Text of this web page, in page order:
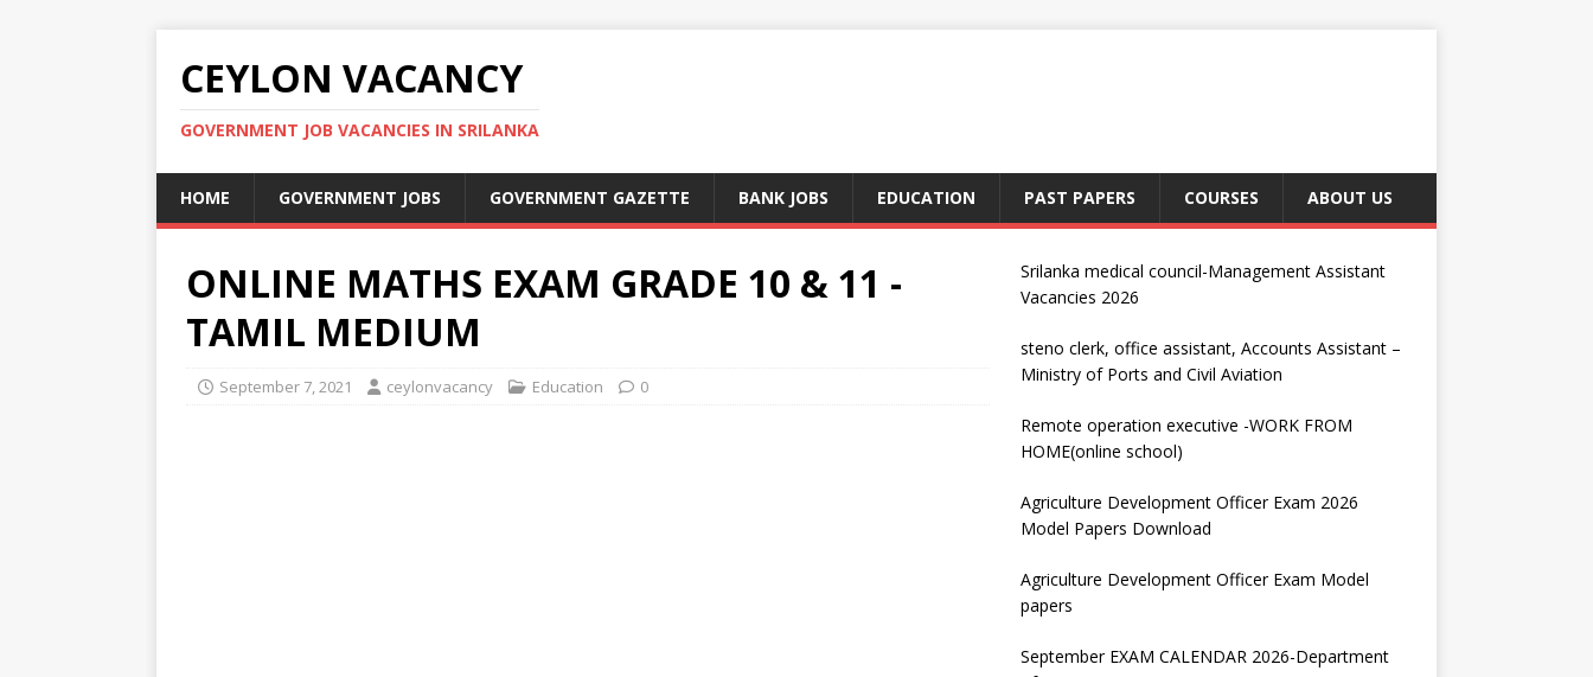
CEYLON VACANCY
GOVERNMENT JOB VACANCIES IN SRILANKA
HOME GOVERNMENT JOBS GOVERNMENT GAZETTE BANK JOBS EDUCATION PAST PAPERS COURSES ABOUT US
ONLINE MATHS EXAM GRADE 10 & 11 -
TAMIL MEDIUM
September 7, 2021 ceylonvacancy Education 0
Srilanka medical council-Management Assistant
Vacancies 2026
steno clerk, office assistant, Accounts Assistant –
Ministry of Ports and Civil Aviation
Remote operation executive -WORK FROM
HOME(online school)
Agriculture Development Officer Exam 2026
Model Papers Download
Agriculture Development Officer Exam Model
papers
September EXAM CALENDAR 2026-Department